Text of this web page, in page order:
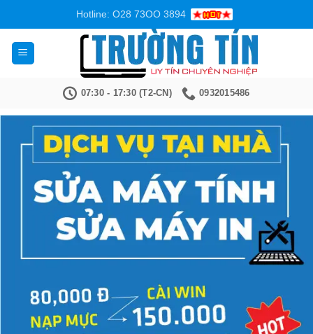
nội
dung
Hotline: O28 73OO 3894
07:30 - 17:30 (T2-CN) 0932015486